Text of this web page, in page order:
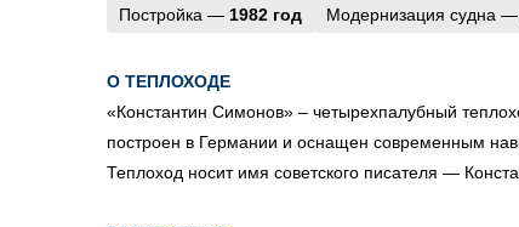
Постройка — 1982 год Модернизация судна —
О ТЕПЛОХОДЕ
«Константин Симонов» – четырехпалубный
построен в Германии и оснащен современным
Теплоход носит имя советского писателя —